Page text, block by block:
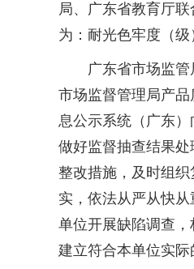
局、广东省教育厅
为：耐光色牢度（
广东省市场监管局
市场监督管理局产
息公示系统（广东
做好监督抽查结果
整改措施，及时组
实，依法从严从快
单位开展缺陷调查
建立符合本单位实际